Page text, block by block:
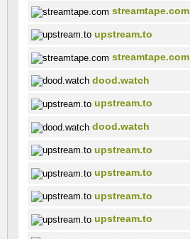
streamtape.com
upstream.to
streamtape.com
dood.watch
upstream.to
dood.watch
upstream.to
upstream.to
upstream.to
upstream.to